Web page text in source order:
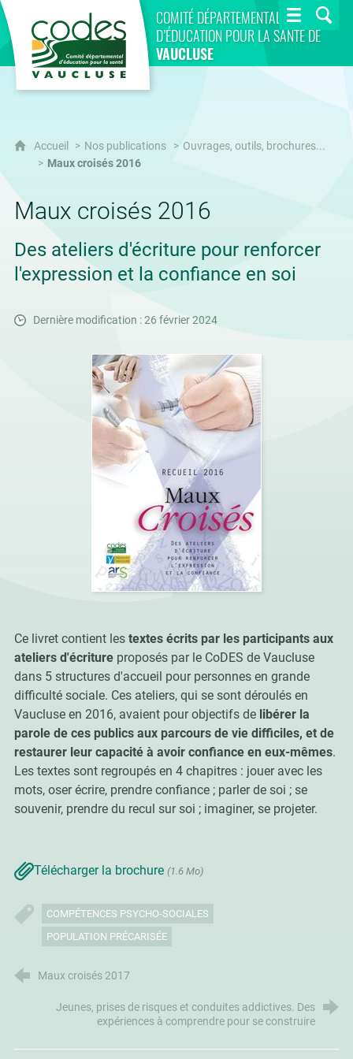
COMITÉ DÉPARTEMENTAL
D’ÉDUCATION POUR LA SANTÉ DE
VAUCLUSE
CoDES 84
Accueil Nos publications
Ouvrages, outils, brochures...
Maux croisés 2016
Maux croisés 2016
Des ateliers d'écriture pour renforcer
l'expression et la confiance en soi
Dernière modification : 26 février 2024
Ce livret contient les textes écrits par les participants aux
ateliers d'écritureproposés par le CoDES de Vaucluse
dans 5 structures d'accueil pour personnes en grande
difficulté sociale. Ces ateliers, qui se sont déroulés en
Vaucluse en 2016, avaient pour objectifs de libérer la
parole de ces publics aux parcours de vie difficiles, et de
restaurer leur capacité à avoir confiance en eux-mêmes.
Les textes sont regroupés en 4 chapitres : jouer avec les
mots, oser écrire, prendre confiance ; parler de soi ; se
souvenir, prendre du recul sur soi ; imaginer, se projeter.
Télécharger la brochure (1.6 Mo)
COMPÉTENCES PSYCHO-SOCIALES
POPULATION PRÉCARISÉE
Maux croisés 2017
Jeunes, prises de risques et conduites addictives. Des
expériences à comprendre pour se construire